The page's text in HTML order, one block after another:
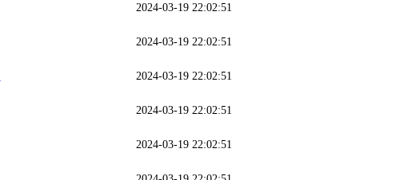
2024-03-19 22:02:51
2024-03-19 22:02:51
2024-03-19 22:02:51
2024-03-19 22:02:51
2024-03-19 22:02:51